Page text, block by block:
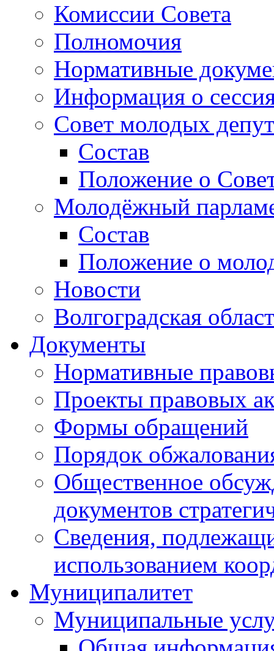
Комиссии Совета
Полномочия
Нормативные
Информация о
Совет молодых
Состав
Положение о
Молодёжный
Состав
Положение о
Новости
Волгоградская
Документы
Нормативные
Проекты правовых
Формы обращений
Порядок
Общественное
документов
Сведения,
использованием
Муниципалитет
Муниципальные